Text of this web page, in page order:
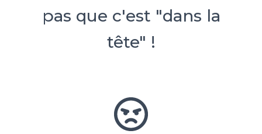
pas que c'est "dans la
tête" !